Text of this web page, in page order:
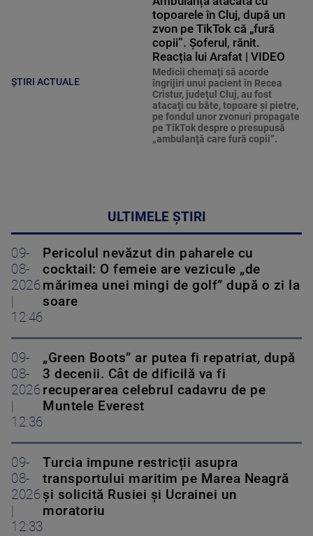
ȘTIRI ACTUALE
topoarele în Cluj, după un
zvon pe TikTok că „fură
copii”. Șoferul, rănit.
Reacția lui Arafat | VIDEO
Medicii chemaţi să acorde
îngrijiri unui pacient în Recea
Cristur, judeţul Cluj, au fost
atacaţi cu bâte, topoare şi pietre,
pe fondul unor zvonuri propagate
pe TikTok despre o presupusă
„ambulanţă care fură copii”.
ULTIMELE ȘTIRI
09-
08-
2026
12:46
Pericolul nevăzut din paharele cu
cocktail: O femeie are vezicule „de
mărimea unei mingi de golf” după o zi la
soare
09-
08-
2026
12:36
„Green Boots” ar putea fi repatriat, după
3 decenii. Cât de dificilă va fi
recuperarea celebrul cadavru de pe
Muntele Everest
09-
08-
2026
12:33
Turcia impune restricții asupra
transportului maritim pe Marea Neagră
și solicită Rusiei și Ucrainei un
moratoriu